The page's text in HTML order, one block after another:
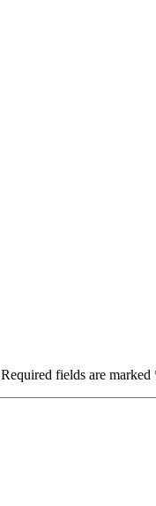
Required fields are marked